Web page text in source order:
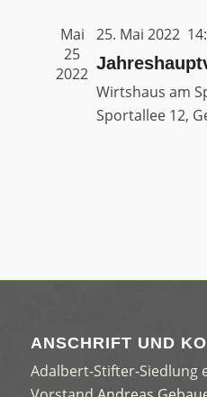
Mai
25
2022
25. Mai 2022
Wirtshaus am
Sportallee 12,
ANSCHRIFT UND
Adalbert-Stifter-Siedlung